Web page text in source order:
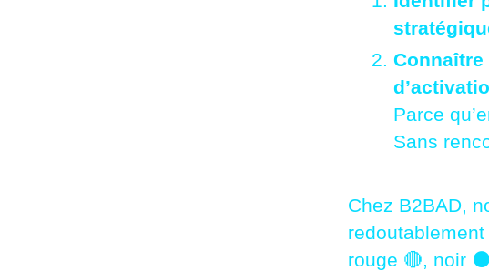
Parce
Sans
Chez B2BAD,
rouge 🔴, noir